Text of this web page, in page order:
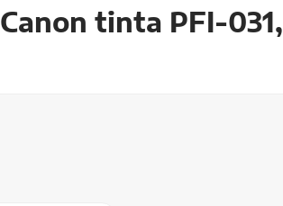
Canon tinta PFI-